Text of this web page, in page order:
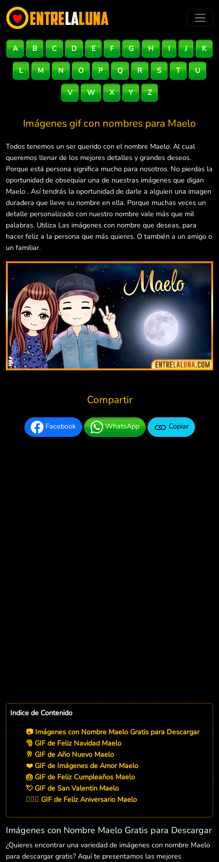
A B C D E F G H I J K
L M N O P Q R S T U
V W X Y Z
Imágenes gif con nombres para Maelo
Todos tenemos un ser querido con el nombre Maelo. Al cual
queremos llenar de los mejores detalles y grandes deseos.
Porque está persona significa mucho para nosotros. No pierdas la
oportunidad de obsequiar una de nuestras imágenes que digan
Maelo . Así tendrás la oportunidad de darle a alguien una imagen
duradera que lleve su nombre en ella. Porque muchas veces un
detalle personalizado con nuestro nombre vale más que mil
palabras. Utiliza Las imágenes con nombre que deseas, para
hacer feliz a la persona que más quieres. O también a un amigo o
un familiar.
Compartir
Facebook WhatsApp Copiar
Indice de Contenido
📷 Imágenes con Nombre Maelo Gratis para Descargar
🎅 GIF de Feliz Navidad Maelo
🥂 GIF de Año Nuevo Maelo
❤️ GIF de Imágenes de Amor Maelo
🎂 GIF de Feliz Cumpleaños Maelo
💘 GIF de San Valentin Maelo
👨‍❤️‍👨 GIF de Feliz Aniversario Maelo
Imágenes con Nombre Maelo Gratis para Descargar
¿Quieres encontrar una variedad de imágenes con nombre Maelo
para descargar gratis? Aquí te presentamos las mejores